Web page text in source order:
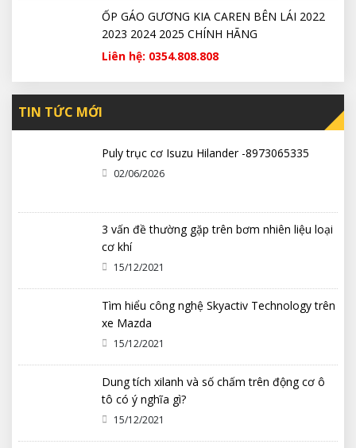
ỐP GÁO GƯƠNG KIA CAREN BÊN LÁI 2022
2023 2024 2025 CHÍNH HÃNG
Liên hệ: 0354.808.808
TIN TỨC MỚI
Puly trục cơ Isuzu Hilander -8973065335
02/06/2026
3 vấn đề thường gặp trên bơm nhiên liệu loại
cơ khí
15/12/2021
Tìm hiểu công nghệ Skyactiv Technology trên
xe Mazda
15/12/2021
Dung tích xilanh và số chấm trên động cơ ô
tô có ý nghĩa gì?
15/12/2021